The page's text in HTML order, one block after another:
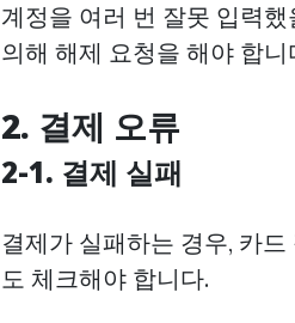
계정을 여러 번 잘못 입력
의해 해제 요청을 해야 합니
2. 결제 오류
2-1. 결제 실패
결제가 실패하는 경우, 카
도 체크해야 합니다.